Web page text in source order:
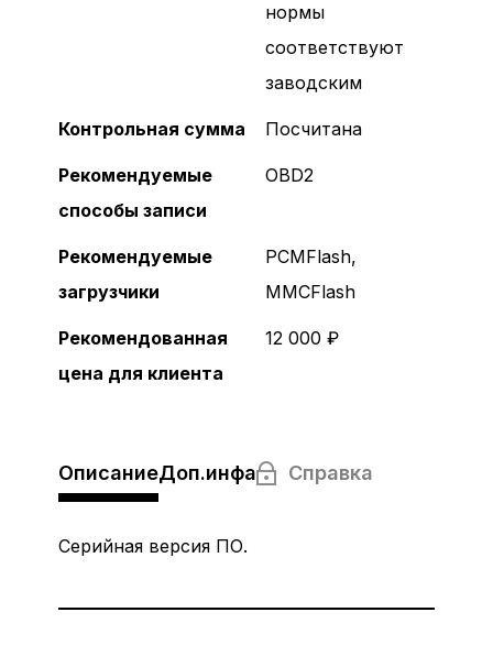
нормы
соответствуют
заводским
Контрольная сумма Посчитана
Рекомендуемые
способы записи
OBD2
Рекомендуемые
загрузчики
PCMFlash,
MMCFlash
Рекомендованная
цена для клиента
12 000 ₽
ОписаниеДоп.инфа Справка
Серийная версия ПО.